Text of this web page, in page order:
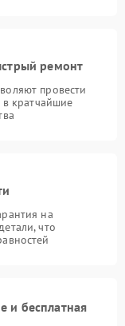
ремонт
провести
в кратчайшие
на
что
и бесплатная